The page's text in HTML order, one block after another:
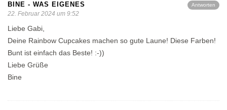
Antworten
BINE - WAS EIGENES
22. Februar 2024 um 9:52
Liebe Gabi,
Deine Rainbow Cupcakes machen so gute Laune! Diese Farben!
Bunt ist einfach das Beste! :-))
Liebe Grüße
Bine